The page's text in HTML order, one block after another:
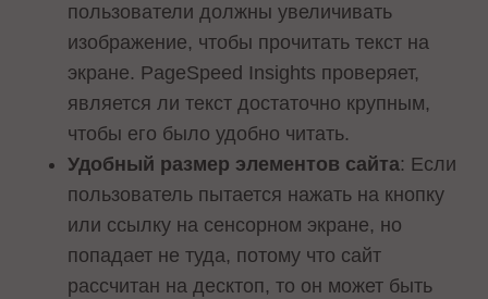
пользователи должны увеличивать
изображение, чтобы прочитать текст на
экране. PageSpeed Insights проверяет,
является ли текст достаточно крупным,
чтобы его было удобно читать.
Удобный размер элементов сайта: Если
пользователь пытается нажать на кнопку
или ссылку на сенсорном экране, но
попадает не туда, потому что сайт
рассчитан на десктоп, то он может быть